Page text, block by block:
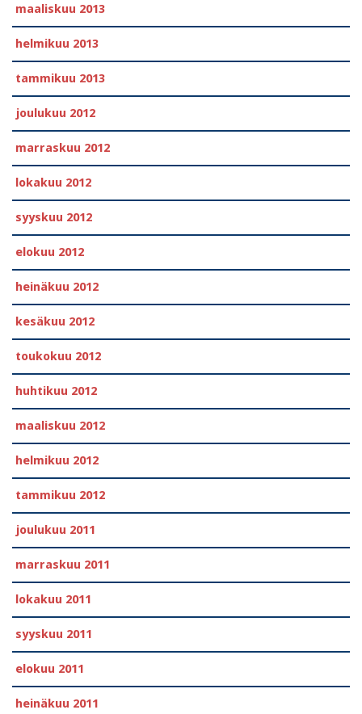
maaliskuu 2013
helmikuu 2013
tammikuu 2013
joulukuu 2012
marraskuu 2012
lokakuu 2012
syyskuu 2012
elokuu 2012
heinäkuu 2012
kesäkuu 2012
toukokuu 2012
huhtikuu 2012
maaliskuu 2012
helmikuu 2012
tammikuu 2012
joulukuu 2011
marraskuu 2011
lokakuu 2011
syyskuu 2011
elokuu 2011
heinäkuu 2011